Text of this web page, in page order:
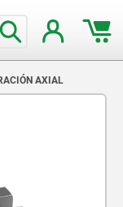
AXIAL